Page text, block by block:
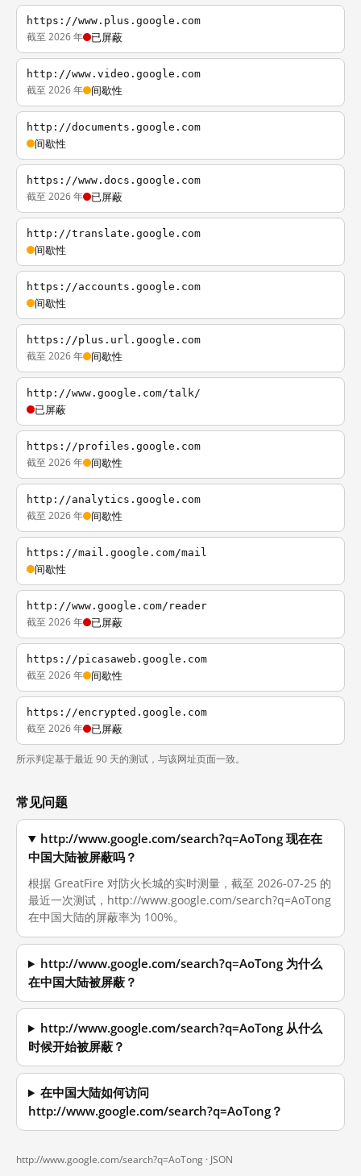
https://www.plus.google.com
截至 2026 年 已屏蔽
http://www.video.google.com
截至 2026 年 间歇性
http://documents.google.com
间歇性
https://www.docs.google.com
截至 2026 年 已屏蔽
http://translate.google.com
间歇性
https://accounts.google.com
间歇性
https://plus.url.google.com
截至 2026 年 间歇性
http://www.google.com/talk/
已屏蔽
https://profiles.google.com
截至 2026 年 间歇性
http://analytics.google.com
截至 2026 年 间歇性
https://mail.google.com/mail
间歇性
http://www.google.com/reader
截至 2026 年 已屏蔽
https://picasaweb.google.com
截至 2026 年 间歇性
https://encrypted.google.com
截至 2026 年 已屏蔽
所示判定基于最近 90 天的测试，与该网址页面一致。
常见问题
http://www.google.com/search?q=AoTong 现在在
中国大陆被屏蔽吗？
根据 GreatFire 对防火长城的实时测量，截至 2026-07-25 的
最近一次测试，http://www.google.com/search?q=AoTong
在中国大陆的屏蔽率为 100%。
http://www.google.com/search?q=AoTong 为什么
在中国大陆被屏蔽？
http://www.google.com/search?q=AoTong 从什么
时候开始被屏蔽？
在中国大陆如何访问
http://www.google.com/search?q=AoTong？
http://www.google.com/search?q=AoTong · JSON